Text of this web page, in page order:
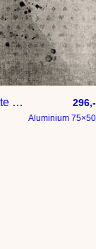
Emotioneel Portret van een Vrouw – Abstracte Lijntekening 296,-
Aluminium 75×50